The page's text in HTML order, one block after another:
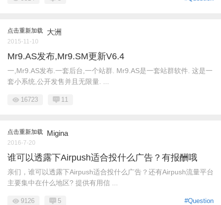
点击重新加载 大洲
2015-11-10
Mr9.AS发布,Mr9.SM更新V6.4
一,Mr9.AS发布.一套后台,一个站群. Mr9.AS是一套站群软件. 这是一
套小系统,公开发售并且无限量. ...
16723 11
点击重新加载 Migina
2016-7-20
谁可以透露下Airpush适合投什么广告？有报酬哦
亲们，谁可以透露下Airpush适合投什么广告？还有Airpush流量平台
主要集中在什么地区? 提供有用信 ...
#Question
9126 5